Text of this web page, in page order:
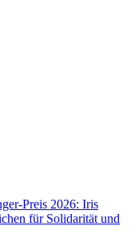
Preis 2026: Iris
für Solidarität und